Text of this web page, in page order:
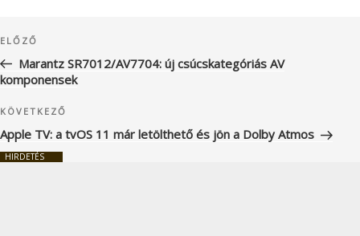
navigáció
Korábbi
bejegyzés
ELŐZŐ
Marantz SR7012/AV7704: új csúcskategóriás AV
komponensek
Következő
bejegyzés
KÖVETKEZŐ
Apple TV: a tvOS 11 már letölthető és jön a Dolby Atmos
HIRDETÉS